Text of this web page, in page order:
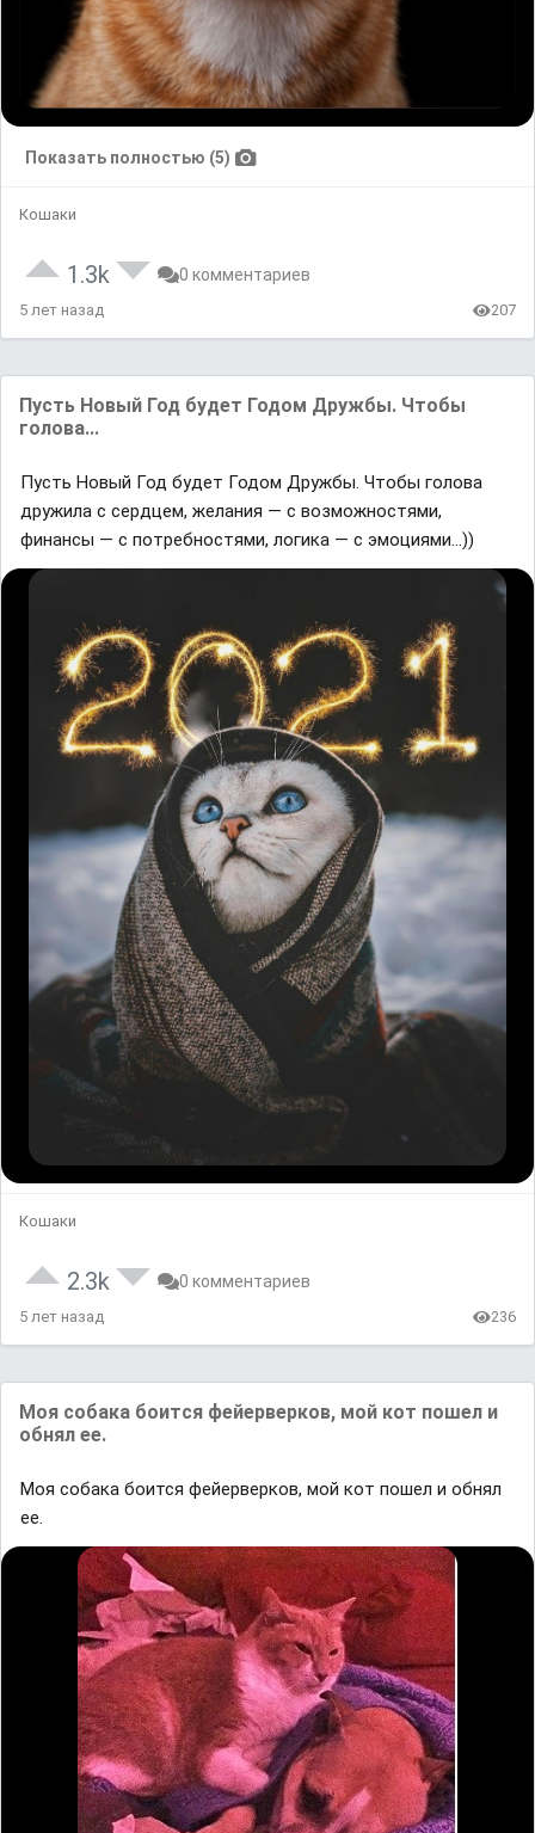
Показать полностью (5)
Кошаки
1.3k 0 комментариев
5 лет назад 207
Пусть Новый Год будет Годом Дружбы. Чтобы
голова...
Пусть Новый Год будет Годом Дружбы. Чтобы голова
дружила с сердцем, желания — с возможностями,
финансы — с потребностями, логика — с эмоциями...))
Кошаки
2.3k 0 комментариев
5 лет назад 236
Моя собака боится фейерверков, мой кот пошел и
обнял ее.
Моя собака боится фейерверков, мой кот пошел и обнял
ее.